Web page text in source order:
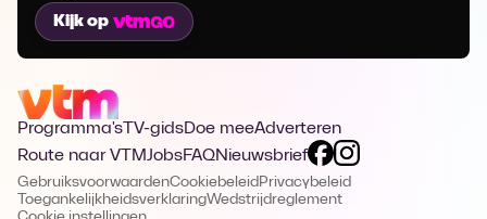
Kijk op
Programma's TV-gidsDoe meeAdverteren
Route naar VTMJobsFAQNieuwsbrief
GebruiksvoorwaardenCookiebeleid Privacybeleid
ToegankelijkheidsverklaringWedstrijdreglement